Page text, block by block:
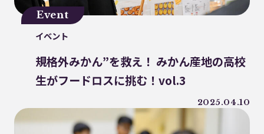
ナフサ不足
研究
プラスチックを自然に還す
ノンソルベントラミネート
砕石業
3R+Renewable
豊島問題
ウミガメ
有明浜
サステナブルフード
Event
イベント
規格外みかん”を救え！ みかん産地の高校
生がフードロスに挑む！vol.3
2025.04.10